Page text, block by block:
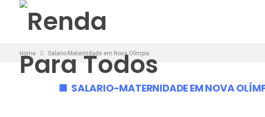
Home Salario-Maternidade em Nova Olímpia
SALARIO-MATERNIDADE EM NOVA